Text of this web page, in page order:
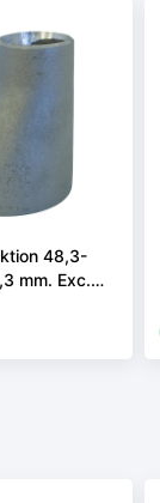
48,3-
mm. Exc.
EN 10253-